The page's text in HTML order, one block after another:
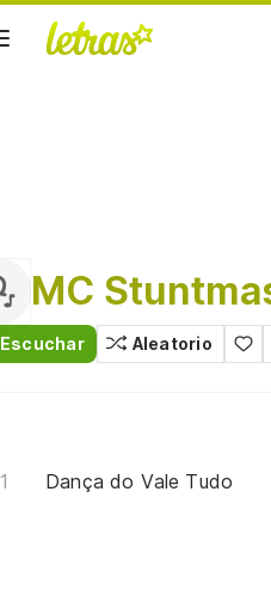
MC
Escuchar Aleatorio
Dança do Vale Tudo